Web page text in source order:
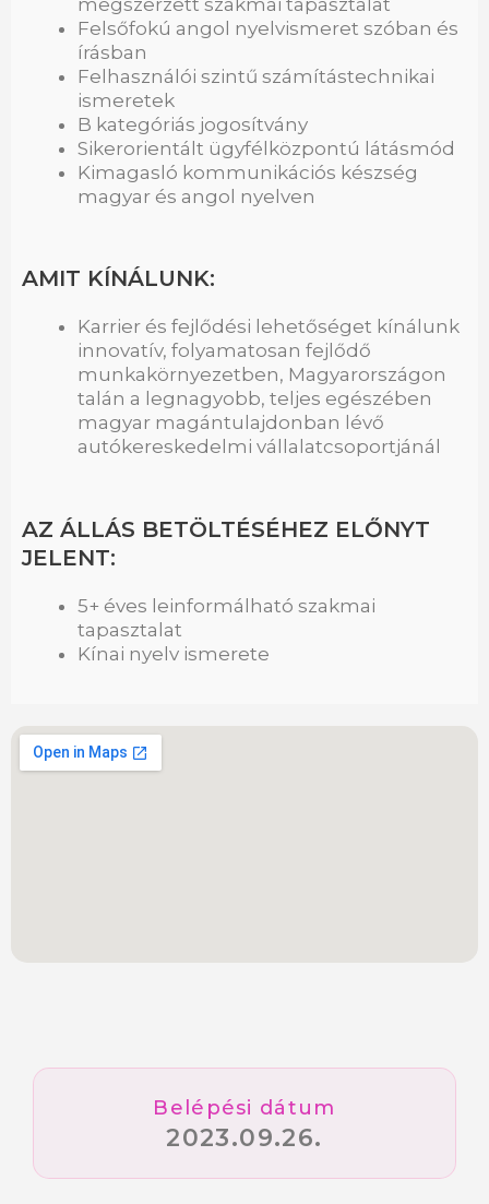
Felsőfokú angol nyelvismeret szóban és
írásban
Felhasználói szintű számítástechnikai
ismeretek
B kategóriás jogosítvány
Sikerorientált ügyfélközpontú látásmód
Kimagasló kommunikációs készség
magyar és angol nyelven
AMIT KÍNÁLUNK:
Karrier és fejlődési lehetőséget kínálunk
innovatív, folyamatosan fejlődő
munkakörnyezetben, Magyarországon
talán a legnagyobb, teljes egészében
magyar magántulajdonban lévő
autókereskedelmi vállalatcsoportjánál
AZ ÁLLÁS BETÖLTÉSÉHEZ ELŐNYT
JELENT:
5+ éves leinformálható szakmai
tapasztalat
Kínai nyelv ismerete
Belépési dátum
2023.09.26.